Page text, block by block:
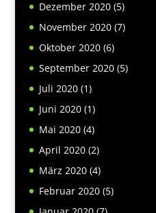
Dezember 2020(5)
November 2020(7)
Oktober 2020(6)
September 2020(5)
Juli 2020(1)
Juni 2020(1)
Mai 2020(4)
April 2020(2)
März 2020(4)
Februar 2020(5)